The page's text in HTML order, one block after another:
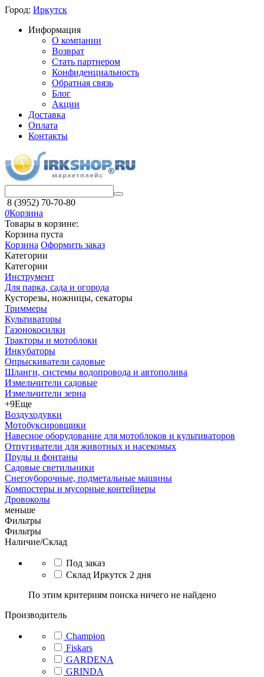
Город: Иркутск
Информация
О компании
Возврат
Стать партнером
Конфиденциальность
Обратная связь
Блог
Акции
Доставка
Оплата
Контакты
8 (3952) 70-70-80
0Корзина
Товары в корзине:
Корзина пуста
Корзина Оформить заказ
Категории
Категории
Инструмент
Для парка, сада и огорода
Кусторезы, ножницы, секаторы
Триммеры
Культиваторы
Газонокосилки
Тракторы и мотоблоки
Инкубаторы
Опрыскиватели садовые
Шланги, системы водопровода и автополива
Измельчители садовые
Измельчители зерна
+9Еще
Воздуходувки
Мотобуксировщики
Навесное оборудование для мотоблоков и культиваторов
Отпугиватели для животных и насекомых
Пруды и фонтаны
Садовые светильники
Снегоуборочные, подметальные машины
Компостеры и мусорные контейнеры
Дровоколы
меньше
Фильтры
Фильтры
Наличие/Склад
Под заказ
Склад Иркутск 2 дня
По этим критериям поиска ничего не найдено
Производитель
Champion
Fiskars
GARDENA
GRINDA